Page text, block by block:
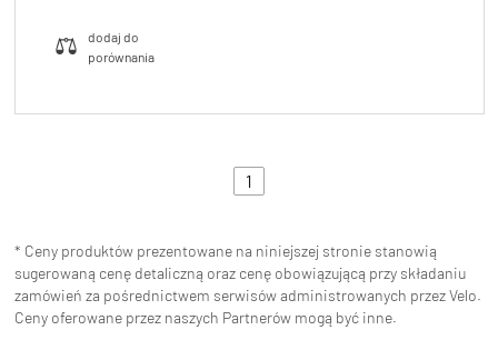
1
* Ceny produktów prezentowane na niniejszej stronie stanowią
sugerowaną cenę detaliczną oraz cenę obowiązującą przy składaniu
zamówień za pośrednictwem serwisów administrowanych przez Velo.
Ceny oferowane przez naszych Partnerów mogą być inne.